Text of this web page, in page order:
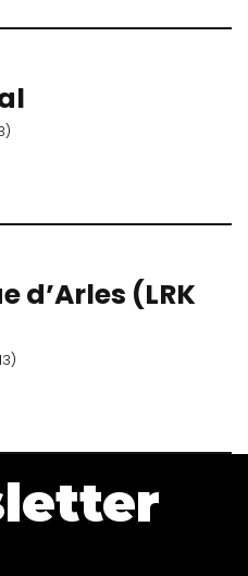
d’Arles (LRK